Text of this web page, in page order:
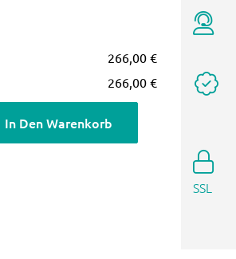
266,00 €
266,00 €
In Den Warenkorb
SSL